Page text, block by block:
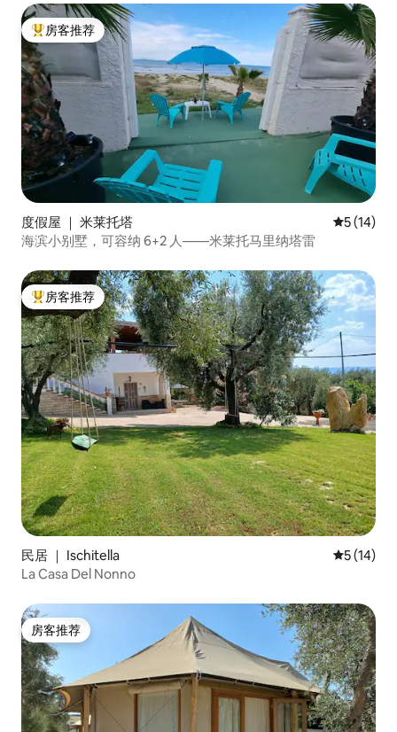
热门「房客推荐」
房客推荐
度假屋 ｜ 米莱托塔 平均评分
5 (14)
海滨小别墅，可容纳 6+2 人——米莱托马里纳塔雷
热门「房客推荐」
房客推荐
民居 ｜ Ischitella 平均评分
5 (14)
La Casa Del Nonno
房客推荐
房客推荐